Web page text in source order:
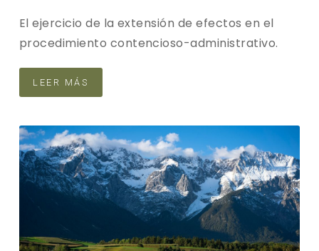
El ejercicio de la extensión de efectos en el
procedimiento contencioso-administrativo.
LEER MÁS